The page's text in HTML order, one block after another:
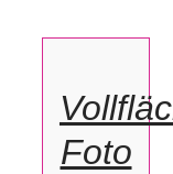
DETAILS
Foto